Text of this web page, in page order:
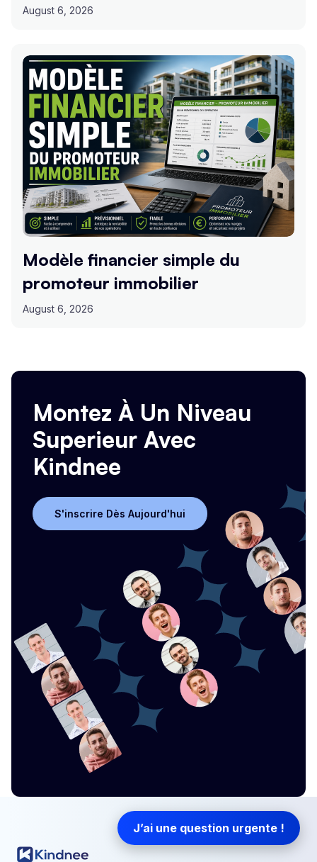
August 6, 2026
Modèle financier simple du
promoteur immobilier
August 6, 2026
Montez À Un Niveau
Superieur Avec
Kindnee
S'inscrire Dès Aujourd'hui
S'inscrire Dès Aujourd'hui
J’ai une question urgente !